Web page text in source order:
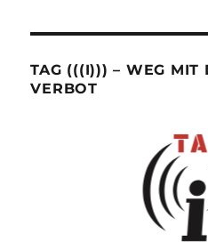
TAG (((I))) – WEG MIT
VERBOT